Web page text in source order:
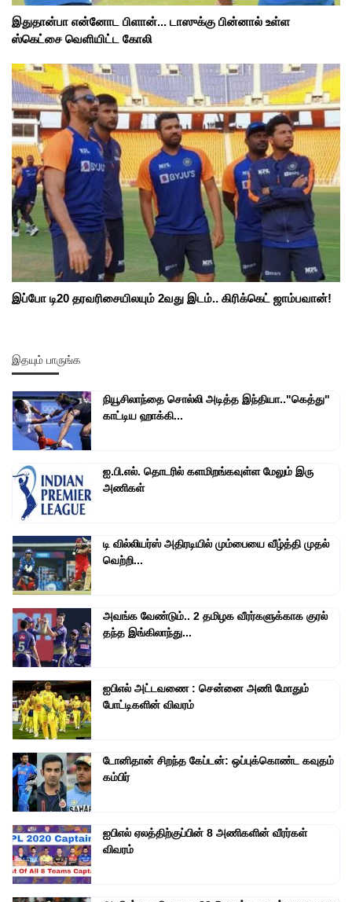
இதுதான்பா என்னோட பிளான்... டாஸுக்கு பின்னால் உள்ள
ஸ்கெட்சை வெளியிட்ட கோலி
இப்போ டி20 தரவரிசையிலயும் 2வது இடம்.. கிரிக்கெட் ஜாம்பவான்!
இதயும் பாருங்க
நியூசிலாந்தை சொல்லி அடித்த இந்தியா.."கெத்து"
காட்டிய ஹாக்கி...
ஐ.பி.எல். தொடரில் களமிறங்கவுள்ள மேலும் இரு
அணிகள்
டி வில்லியர்ஸ் அதிரடியில் மும்பையை வீழ்த்தி முதல்
வெற்றி...
அவங்க வேண்டும்.. 2 தமிழக வீரர்களுக்காக குரல்
தந்த இங்கிலாந்து...
ஐபிஎல் அட்டவணை : சென்னை அணி மோதும்
போட்டிகளின் விவரம்
டோனிதான் சிறந்த கேப்டன்: ஒப்புக்கொண்ட கவுதம்
கம்பிர்
ஐபிஎல் ஏலத்திற்குப்பின் 8 அணிகளின் வீரர்கள்
விவரம்